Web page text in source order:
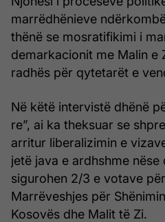
marrëdhënieve
thënë se mosratifikimi i
demarkacionit me Malin e
radhës për qytetarët e
Në këtë intervistë dhënë
re”, ai ka theksuar se
arritur liberalizimin e
jetë java e ardhshme
sigurohen 2/3 e votave
Marrëveshjes për
Kosovës dhe Malit të Zi.